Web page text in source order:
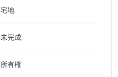
宅地
未完成
所有権